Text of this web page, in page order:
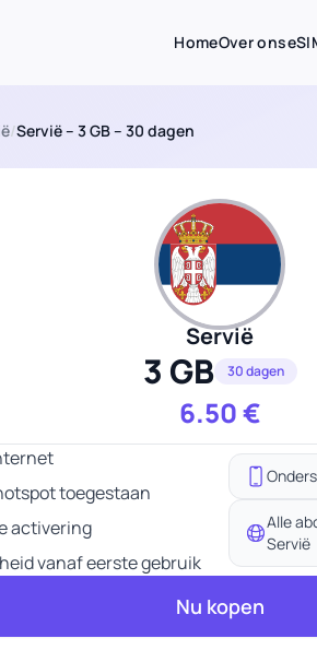
HomeOver ons
/Servië – 3 GB – 30 dagen
Servië
3 GB 30 dagen
6.50€
toegestaan
activering
vanaf eerste gebruik
Alle
Servië
Nu kopen